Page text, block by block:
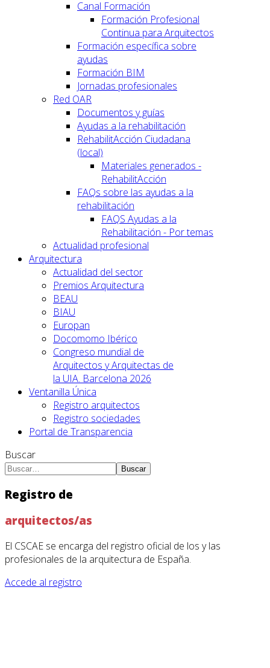
Canal Formación
Formación Profesional
Continua para Arquitectos
Formación específica sobre
ayudas
Formación BIM
Jornadas profesionales
Red OAR
Documentos y guías
Ayudas a la rehabilitación
RehabilitAcción Ciudadana
(local)
Materiales generados -
RehabilitAcción
FAQs sobre las ayudas a la
rehabilitación
FAQS Ayudas a la
Rehabilitación - Por temas
Actualidad profesional
Arquitectura
Actualidad del sector
Premios Arquitectura
BEAU
BIAU
Europan
Docomomo Ibérico
Congreso mundial de
Arquitectos y Arquitectas de
la UIA. Barcelona 2026
Ventanilla Única
Registro arquitectos
Registro sociedades
Portal de Transparencia
Buscar
Buscar
Registro de
arquitectos/as
El CSCAE se encarga del registro oficial de los y las
profesionales de la arquitectura de España.
Accede al registro